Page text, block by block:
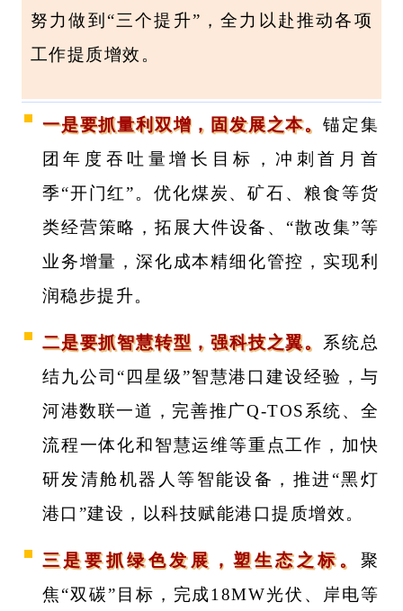
努力做到“三个提升”，全力以赴推动各项
工作提质增效。
一是要抓量利双增，固发展之本。 锚定集
团年度吞吐量增长目标，冲刺首月首
季“开门红”。优化煤炭、矿石、粮食等货
类经营策略，拓展大件设备、“散改集”等
业务增量，深化成本精细化管控，实现利
润稳步提升。
二是要抓智慧转型，强科技之翼。 系统总
结九公司“四星级”智慧港口建设经验，与
河港数联一道，完善推广Q-TOS系统、全
流程一体化和智慧运维等重点工作，加快
研发清舱机器人等智能设备，推进“黑灯
港口”建设，以科技赋能港口提质增效。
三是要抓绿色发展，塑生态之标。 聚
焦“双碳”目标，完成18MW光伏、岸电等